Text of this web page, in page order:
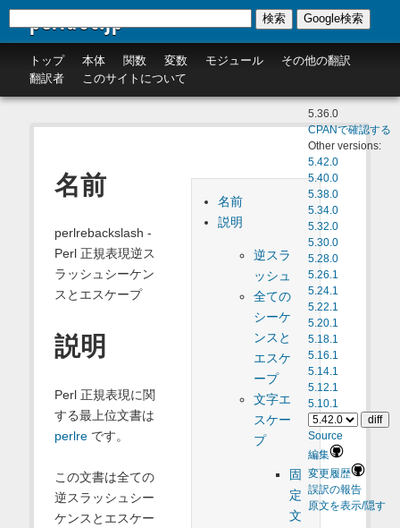
perldoc.jp
トップ 本体 関数 変数 モジュール
その他の翻訳
翻訳者
このサイトについて
検索 Google検索
5.36.0
CPANで確認する
Other versions:
5.42.0
5.40.0
5.38.0
5.34.0
5.32.0
5.30.0
5.28.0
5.26.1
5.24.1
5.22.1
5.20.1
5.18.1
5.16.1
5.14.1
5.12.1
5.10.1
Source
編集
変更履歴
誤訳の報告
原文を表示/隠す
名前
説明
逆スラ
ッシュ
全ての
シーケ
ンスと
エスケ
ープ
文字エ
スケー
プ
固
定
文
名前
perlrebackslash -
Perl 正規表現逆ス
ラッシュシーケン
スとエスケープ
説明
Perl 正規表現に関
する最上位文書は
perlreです。
この文書は全ての
逆スラッシュシー
ケンスとエスケー